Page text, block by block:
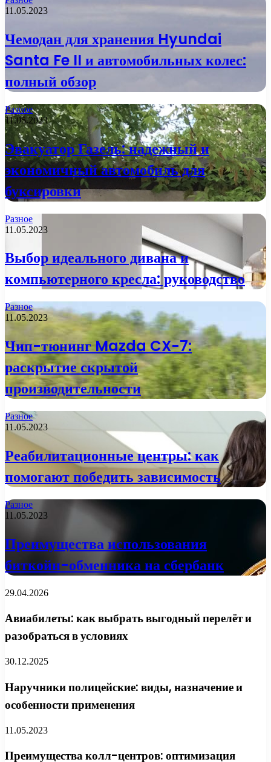
11.05.2023
Чемодан для хранения Hyundai
Santa Fe II и автомобильных колес:
полный обзор
Разное
11.05.2023
Эвакуатор Газель: надежный и
экономичный автомобиль для
буксировки
Разное
11.05.2023
Выбор идеального дивана и
компьютерного кресла: руководство
Разное
11.05.2023
Чип-тюнинг Mazda CX-7:
раскрытие скрытой
производительности
Разное
11.05.2023
Реабилитационные центры: как
помогают победить зависимость
Разное
11.05.2023
Преимущества использования
биткойн-обменника на сбербанк
29.04.2026
Авиабилеты: как выбрать выгодный перелёт и
разобраться в условиях
30.12.2025
Наручники полицейские: виды, назначение и
особенности применения
11.05.2023
Преимущества колл-центров: оптимизация